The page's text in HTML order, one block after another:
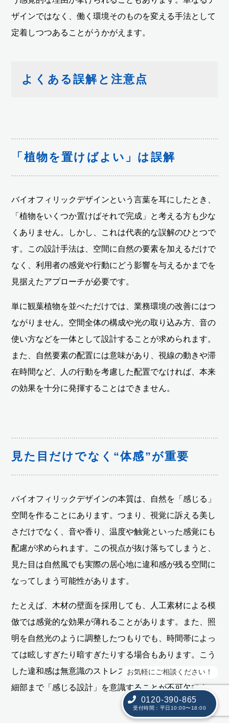
お気軽にご相談ください！
0120-390-865
受付時間：平日10:00〜18:00
ザインではなく、働く環境そのものを変える手法として
定着しつつあることがうかがえます。
よくある誤解と注意点
「植物を置けばよい」は誤解
バイオフィリックデザインという言葉を耳にしたとき、
「植物をいくつか置けばそれで完成」と考える方も少な
くありません。しかし、これは代表的な誤解のひとつで
す。この設計手法は、空間に自然の要素を加えるだけで
なく、利用者の感覚や行動にどう影響を与えるかまでを
見据えたアプローチが必要です。
単に観葉植物を並べただけでは、業務環境の改善にはつ
ながりません。空間全体の構成や光の取り込み方、音の
使い方などを一体として設計することが求められます。
また、自然要素の配置には意味があり、視線の動きや滞
在時間など、人の行動を考慮した配置でなければ、本来
の効果を十分に発揮することはできません。
見た目だけでなく“体感”が重要
バイオフィリックデザインの本質は、自然を「感じる」
空間を作ることにあります。つまり、視覚に訴える美し
さだけでなく、音や香り、温度や触覚といった感覚にも
配慮が求められます。この視点が抜け落ちてしまうと、
見た目は自然風でも実際の居心地に違和感が残る空間に
なってしまう可能性があります。
たとえば、木材の壁面を採用しても、人工素材による模
倣では感覚的な効果が薄れることがあります。また、照
明を自然光のように調整したつもりでも、時間帯によっ
ては眩しすぎたり暗すぎたりする場合もあります。こう
した違和感は無意識のストレスを生む要因になるため、
細部まで「感じる設計」を意識することが不可欠です。